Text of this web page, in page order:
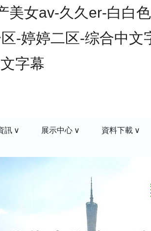
美女av-久久er-白白
-婷婷二区-综合中
字幕
訊 展示中心 資料下載